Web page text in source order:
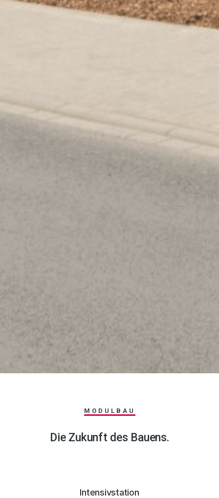
MODULBAU
Die Zukunft des Bauens.
Intensivstation